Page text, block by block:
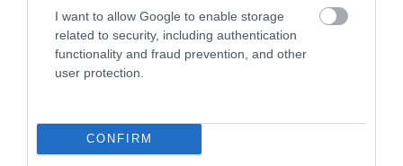
I want to allow Google to enable storage
related to security, including authentication
functionality and fraud prevention, and other
user protection.
CONFIRM
​6. Forró dolgokat teszel a fagyasztóba
Az élelmiszerbiztonság kulcsa a megfelelő
hőmérséklet. Az élelmiszereket
lehetséges, a hűtőszekrényben teljesen lehűteni,
mielőtt a fagyasztóba kerülnének. Ha meleg vagy